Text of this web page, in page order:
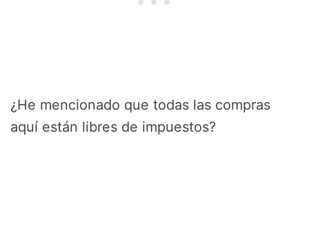
¿He mencionado que todas las compras
aquí están libres de impuestos?